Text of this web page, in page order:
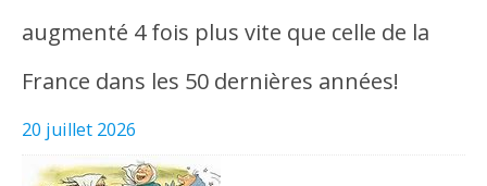
augmenté 4 fois plus vite que celle de la
France dans les 50 dernières années!
20 juillet 2026